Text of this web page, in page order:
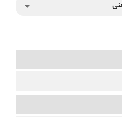
arrow_drop_down